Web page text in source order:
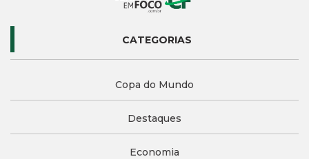
CATEGORIAS
Copa do Mundo
Destaques
Economia